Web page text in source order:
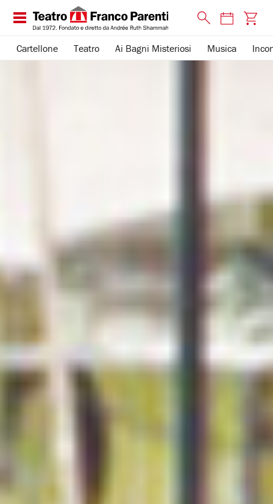
Cartellone Teatro Ai Bagni Misteriosi Musica